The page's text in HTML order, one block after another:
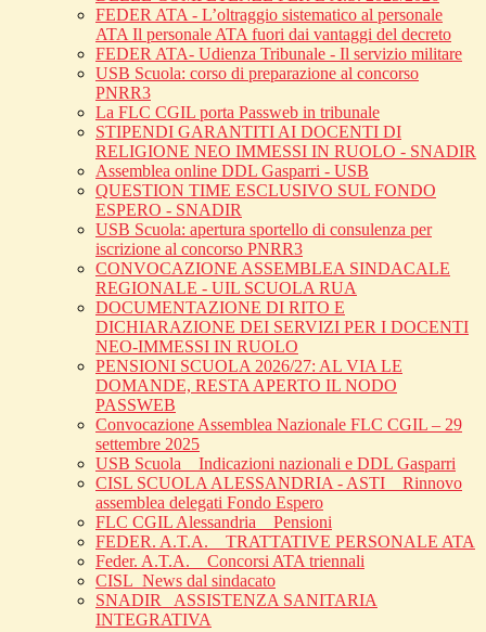
FEDER ATA - L’oltraggio sistematico al personale
ATA Il personale ATA fuori dai vantaggi del decreto
FEDER ATA- Udienza Tribunale - Il servizio militare
USB Scuola: corso di preparazione al concorso
PNRR3
La FLC CGIL porta Passweb in tribunale
STIPENDI GARANTITI AI DOCENTI DI
RELIGIONE NEO IMMESSI IN RUOLO - SNADIR
Assemblea online DDL Gasparri - USB
QUESTION TIME ESCLUSIVO SUL FONDO
ESPERO - SNADIR
USB Scuola: apertura sportello di consulenza per
iscrizione al concorso PNRR3
CONVOCAZIONE ASSEMBLEA SINDACALE
REGIONALE - UIL SCUOLA RUA
DOCUMENTAZIONE DI RITO E
DICHIARAZIONE DEI SERVIZI PER I DOCENTI
NEO-IMMESSI IN RUOLO
PENSIONI SCUOLA 2026/27: AL VIA LE
DOMANDE, RESTA APERTO IL NODO
PASSWEB
Convocazione Assemblea Nazionale FLC CGIL – 29
settembre 2025
USB Scuola _ Indicazioni nazionali e DDL Gasparri
CISL SCUOLA ALESSANDRIA - ASTI _ Rinnovo
assemblea delegati Fondo Espero
FLC CGIL Alessandria _ Pensioni
FEDER. A.T.A. _ TRATTATIVE PERSONALE ATA
Feder. A.T.A. _ Concorsi ATA triennali
CISL_News dal sindacato
SNADIR_ ASSISTENZA SANITARIA
INTEGRATIVA